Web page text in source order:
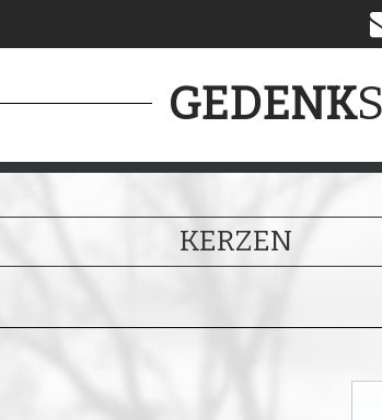
GEDENK
KERZEN